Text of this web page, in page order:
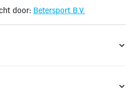
voor levering binnen Nederland en
door: Betersport B.V.